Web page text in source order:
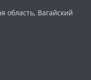
область, Вагайский